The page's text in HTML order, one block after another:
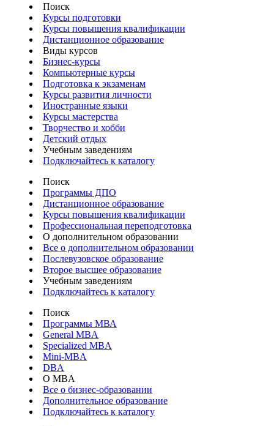
Поиск
Курсы подготовки
Курсы повышения квалификации
Дистанционное образование
Виды курсов
Бизнес-курсы
Компьютерные курсы
Подготовка к экзаменам
Курсы развития личности
Иностранные языки
Курсы мастерства
Творчество и хобби
Детский отдых
Учебным заведениям
Подключайтесь к каталогу
Поиск
Программы ДПО
Дистанционное образование
Курсы повышения квалификации
Профессиональная переподготовка
О дополнительном образовании
Все о дополнительном образовании
Послевузовское образование
Второе высшее образование
Учебным заведениям
Подключайтесь к каталогу
Поиск
Программы МВА
General MBA
Specialized MBA
Mini-MBA
DBA
О MBA
Все о бизнес-образовании
Дополнительное образование
Подключайтесь к каталогу